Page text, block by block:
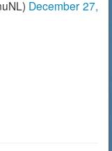
December 27,